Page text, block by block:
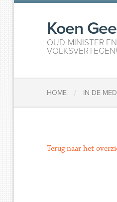
Koen
OUD-MINISTER
HOME / IN DE
Terug naar het